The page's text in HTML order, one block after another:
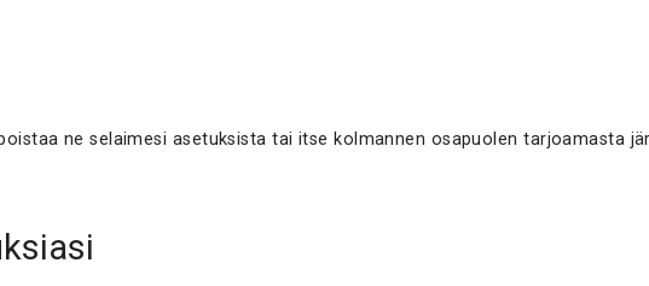
ne selaimesi asetuksista tai itse kolmannen osapuolen tarjoamasta